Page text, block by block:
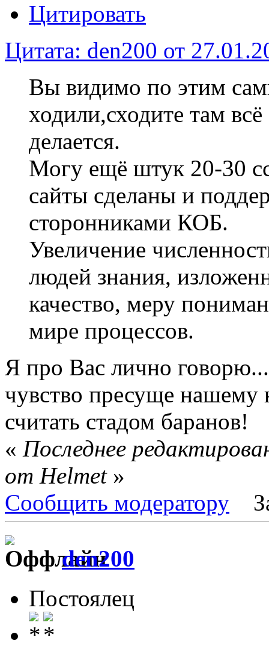
Цитировать
Цитата: den200 от
Вы видимо по этим
ходили,сходите там
делается.
Могу ещё штук 20-30
сайты сделаны и
сторонниками КОБ.
Увеличение
людей знания,
качество, меру
мире процессов.
Я про Вас лично
чувство пресуще нашему
считать стадом баранов!
« Последнее
от Helmet»
Сообщить модератору
den200
Постоялец